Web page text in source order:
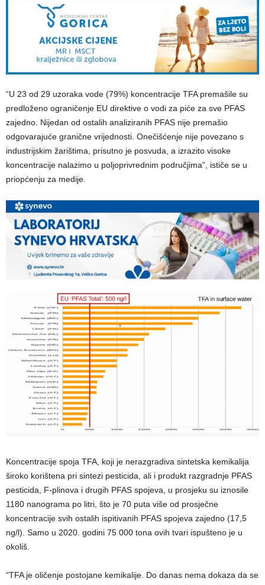
“U 23 od 29 uzoraka vode (79%) koncentracije TFA premašile su
predloženo ograničenje EU direktive o vodi za piće za sve PFAS
zajedno. Nijedan od ostalih analiziranih PFAS nije premašio
odgovarajuće granične vrijednosti. Onečišćenje nije povezano s
industrijskim žarištima, prisutno je posvuda, a izrazito visoke
koncentracije nalazimo u poljoprivrednim područjima”, ističe se u
priopćenju za medije.
Koncentracije spoja TFA, koji je nerazgradiva sintetska kemikalija
široko korištena pri sintezi pesticida, ali i produkt razgradnje PFAS
pesticida, F-plinova i drugih PFAS spojeva, u prosjeku su iznosile
1180 nanograma po litri, što je 70 puta više od prosječne
koncentracije svih ostalih ispitivanih PFAS spojeva zajedno (17,5
ng/l). Samo u 2020. godini 75 000 tona ovih tvari ispušteno je u
okoliš.
“TFA je oličenje postojane kemikalije. Do danas nema dokaza da se